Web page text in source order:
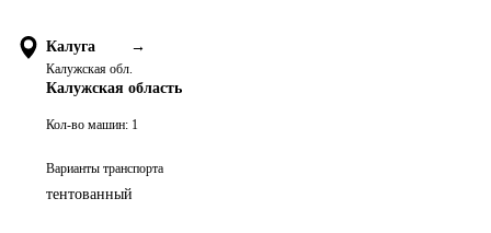
Калуга →
Калужская обл.
Калужская область
Кол-во машин: 1
Варианты транспорта
тентованный